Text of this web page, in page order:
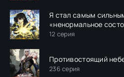
Я стал самым
«ненормальное
12 серия
Противостоящий
236 серия